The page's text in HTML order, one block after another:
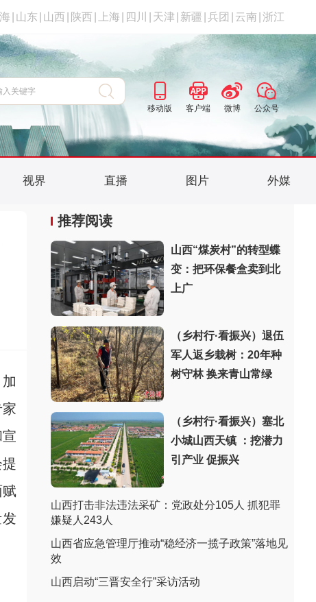
山东 山西 陕西 上海 四川 天津 新疆 兵团 云南 浙江
移动版 客户端 微博 公众号
视界 直播 图片 外媒
推荐阅读
山西“煤炭村”的转型蝶
变：把环保餐盒卖到北
上广
（乡村行·看振兴）退伍
军人返乡栽树：20年种
树守林 换来青山常绿
（乡村行·看振兴）塞北
小城山西天镇 ：挖潜力
引产业 促振兴
山西打击非法违法采矿：党政处分105人 抓犯罪
嫌疑人243人
山西省应急管理厅推动“稳经济一揽子政策”落地见
效
山西启动“三晋安全行”采访活动